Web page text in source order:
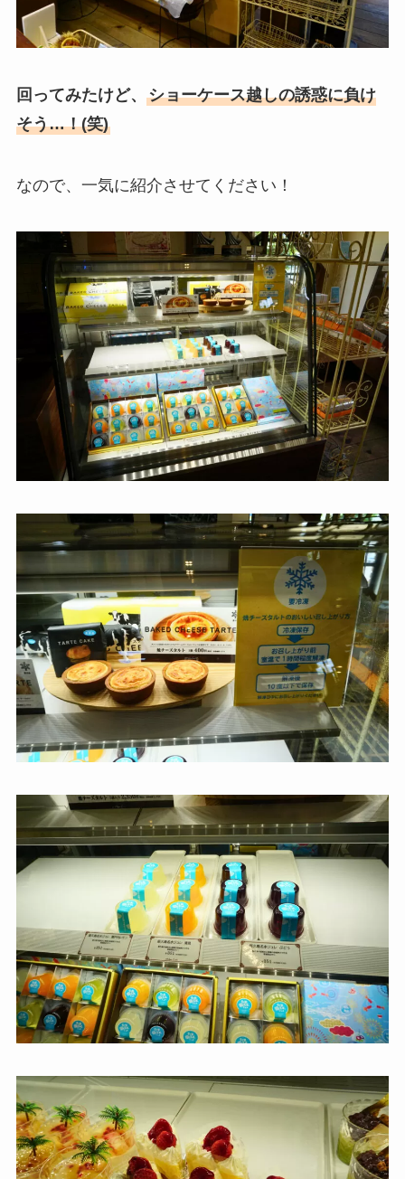
回ってみたけど、 ショーケース越しの誘惑に負け
そう…！(笑)
なので、一気に紹介させてください！